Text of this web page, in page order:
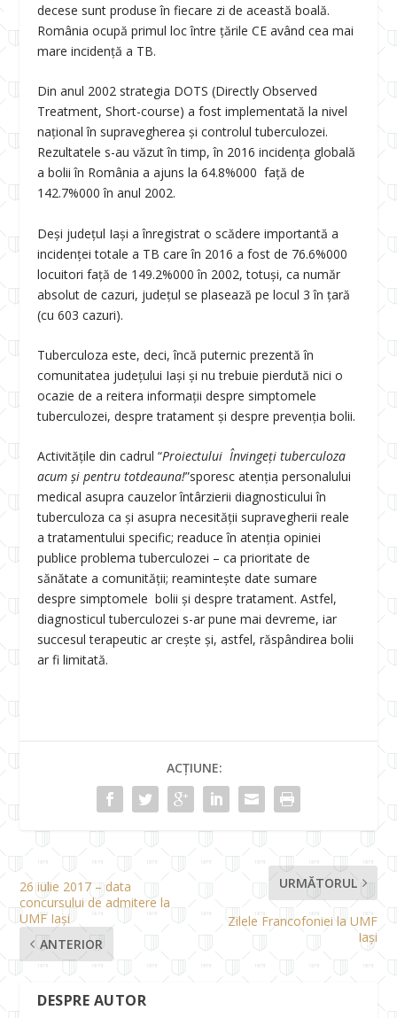
decese sunt produse în fiecare zi de această boală.
România ocupă primul loc între țările CE având cea mai
mare incidență a TB.
Din anul 2002 strategia DOTS (Directly Observed
Treatment, Short-course) a fost implementată la nivel
național în supravegherea și controlul tuberculozei.
Rezultatele s-au văzut în timp, în 2016 incidența globală
a bolii în România a ajuns la 64.8%000 față de
142.7%000 în anul 2002.
Deși județul Iași a înregistrat o scădere importantă a
incidenței totale a TB care în 2016 a fost de 76.6%000
locuitori față de 149.2%000 în 2002, totuși, ca număr
absolut de cazuri, județul se plasează pe locul 3 în țară
(cu 603 cazuri).
Tuberculoza este, deci, încă puternic prezentă în
comunitatea județului Iași și nu trebuie pierdută nici o
ocazie de a reitera informații despre simptomele
tuberculozei, despre tratament și despre prevenția bolii.
Activitățile din cadrul “Proiectului Învingeți tuberculoza
acum și pentru totdeauna!”sporesc atenția personalului
medical asupra cauzelor întârzierii diagnosticului în
tuberculoza ca și asupra necesității supravegherii reale
a tratamentului specific; readuce în atenția opiniei
publice problema tuberculozei – ca prioritate de
sănătate a comunității; reaminteşte date sumare
despre simptomele bolii și despre tratament. Astfel,
diagnosticul tuberculozei s-ar pune mai devreme, iar
succesul terapeutic ar crește și, astfel, răspândirea bolii
ar fi limitată.
ACȚIUNE:
26 iulie 2017 – data
concursului de admitere la
UMF Iași
ANTERIOR
URMĂTORUL
Zilele Francofoniei la UMF
Iași
DESPRE AUTOR